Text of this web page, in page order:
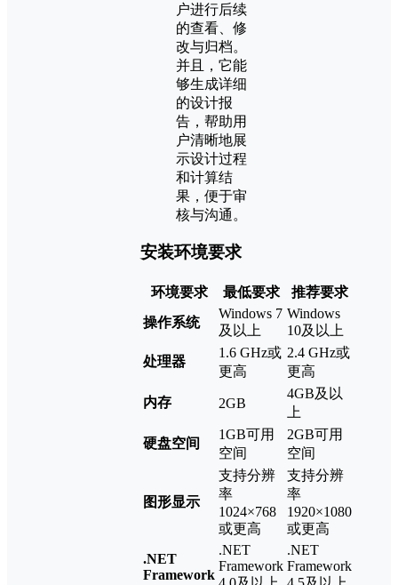
户进行后续
的查看、修
改与归档。
并且，它能
够生成详细
的设计报
告，帮助用
户清晰地展
示设计过程
和计算结
果，便于审
核与沟通。
安装环境要求
环境要求 最低要求
推荐要求
操作系统
Windows 7
及以上
Windows
10及以上
处理器
1.6 GHz或
更高
2.4 GHz或
更高
内存 2GB
4GB及以
上
硬盘空间
1GB可用
空间
2GB可用
空间
图形显示
支持分辨
率
1024×768
或更高
支持分辨
率
1920×1080
或更高
.NET
Framework
.NET
Framework
.NET
Framework